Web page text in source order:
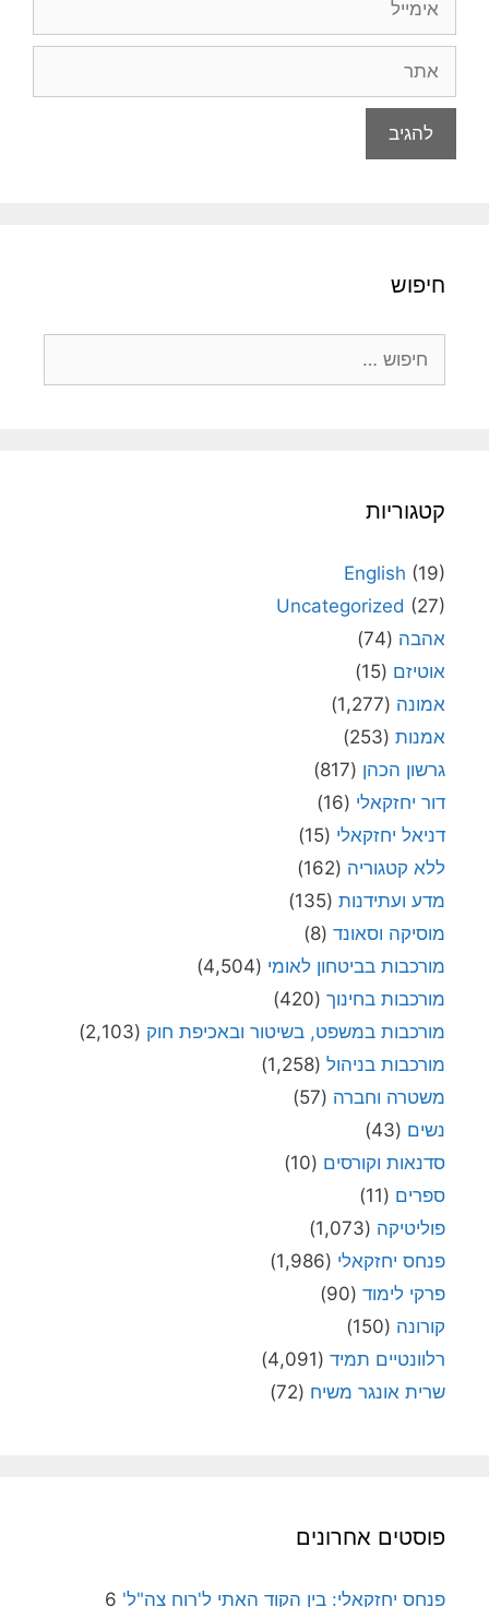
חיפוש
קטגוריות
English (19)
Uncategorized (27)
אהבה (74)
אוטיזם (15)
אמונה (1,277)
אמנות (253)
גרשון הכהן (817)
דור יחזקאלי (16)
דניאל יחזקאלי (15)
ללא קטגוריה (162)
מדע ועתידנות (135)
מוסיקה וסאונד (8)
מורכבות בביטחון לאומי (4,504)
מורכבות בחינוך (420)
מורכבות במשפט, בשיטור ובאכיפת חוק (2,103)
מורכבות בניהול (1,258)
משטרה וחברה (57)
נשים (43)
סדנאות וקורסים (10)
ספרים (11)
פוליטיקה (1,073)
פנחס יחזקאלי (1,986)
פרקי לימוד (90)
קורונה (150)
רלוונטיים תמיד (4,091)
שרית אונגר משיח (72)
פוסטים אחרונים
פנחס יחזקאלי: בין הקוד האתי ל'רוח צה"ל' 6